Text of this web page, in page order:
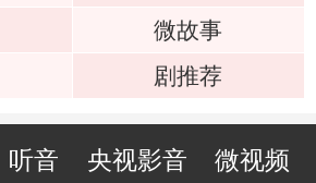
微故事
剧推荐
听音 央视影音 微视频